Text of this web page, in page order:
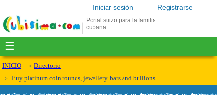
Registrarse
Iniciar sesión
Portal suizo para la familia
cubana
☰
INICIO
Directorio
Buy platinum coin rounds, jewellery, bars and bullions